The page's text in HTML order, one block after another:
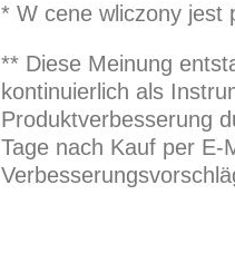
* W cene wliczony jest
** Diese Meinung
kontinuierlich als
Produktverbesserung
Tage nach Kauf per E-